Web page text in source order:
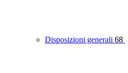
Disposizioni generali 68